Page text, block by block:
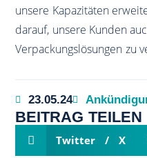
unsere Kapazitäten
darauf, unsere Kunden
Verpackungslösungen zu
23.05.24
BEITRAG TEILEN
Twitter / X